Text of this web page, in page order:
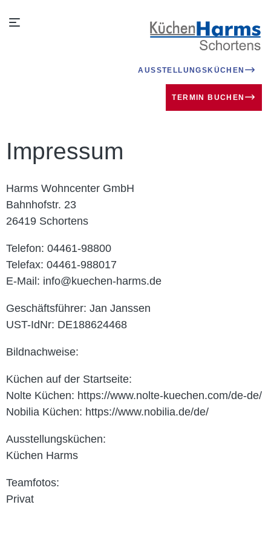
AUSSTELLUNGSKÜCHEN
TERMIN BUCHEN
Impressum
Harms Wohncenter GmbH
Bahnhofstr. 23
26419 Schortens
Telefon: 04461-98800
Telefax: 04461-988017
E-Mail: info@kuechen-harms.de
Geschäftsführer: Jan Janssen
UST-IdNr: DE188624468
Bildnachweise:
Küchen auf der Startseite:
Nolte Küchen: https://www.nolte-kuechen.com/de-de/
Nobilia Küchen: https://www.nobilia.de/de/
Ausstellungsküchen:
Küchen Harms
Teamfotos:
Privat